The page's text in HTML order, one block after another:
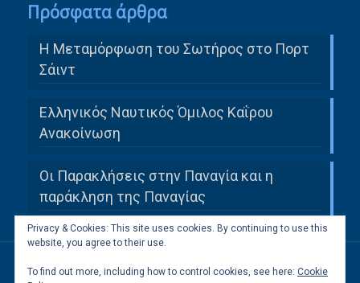
Πρόσφατα άρθρα
Η Μεταμόρφωση του Σωτήρος στο Πορτ
Σάιντ
Ελληνικός Ναυτικός Όμιλος Καΐρου
Ανακοίνωση
Οι Παρακλήσεις στην Παναγία και η
παράκληση της Παναγίας
All Rights Reserved to Ελληνική Κοινότητα
Privacy & Cookies: This site uses cookies. By continuing to use this
website, you agree to their use.
To find out more, including how to control cookies, see here: Cookie